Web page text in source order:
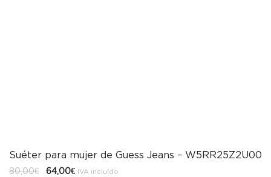
Suéter para mujer de Guess Jeans – W5RR25Z2U00
80,00€
El64,00€ElIVA incluido